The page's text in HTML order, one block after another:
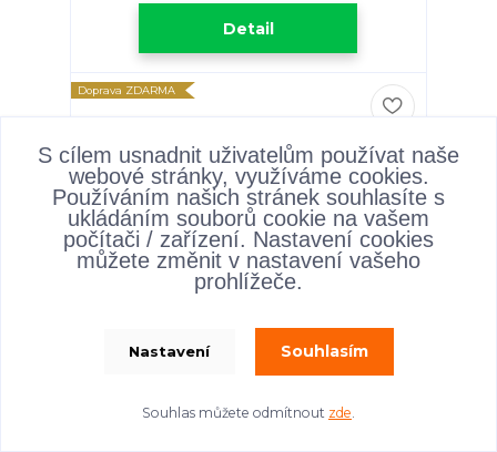
Detail
Doprava ZDARMA
Rozkládací křeslo pro každodenní spaní
Rozkládací křeslo pro každodenní spaní 140 cm
S cílem usnadnit uživatelům používat naše
webové stránky, využíváme cookies.
Používáním našich stránek souhlasíte s
ukládáním souborů cookie na vašem
počítači / zařízení. Nastavení cookies
můžete změnit v nastavení vašeho
prohlížeče.
Nastavení Souhlasím
Souhlas můžete odmítnout zde